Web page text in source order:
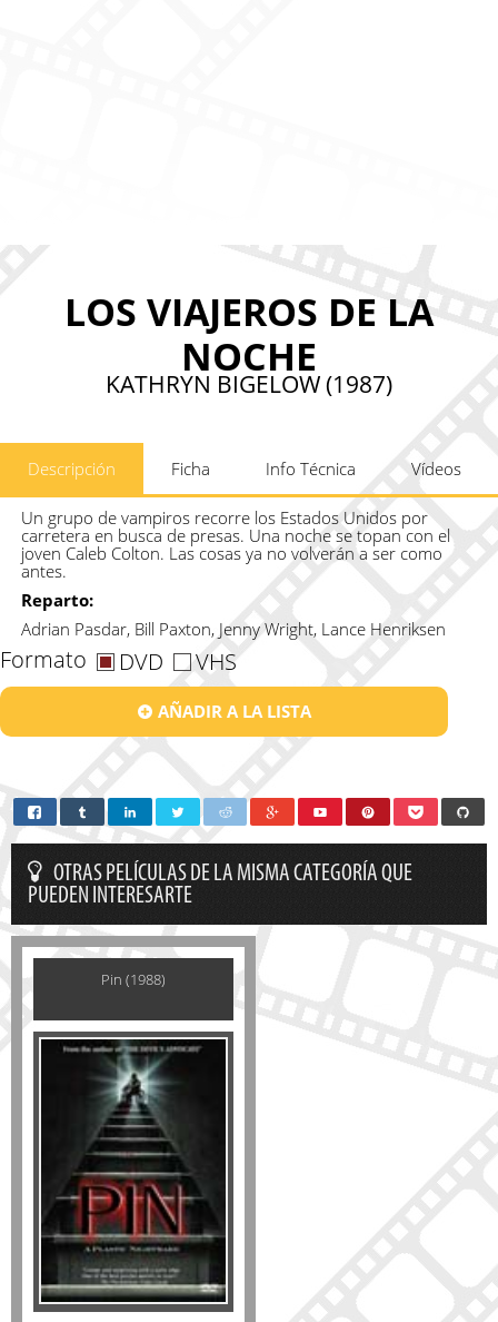
LOS VIAJEROS DE LA
NOCHE
KATHRYN BIGELOW (1987)
Descripción Ficha Info Técnica Vídeos
Un grupo de vampiros recorre los Estados Unidos por
carretera en busca de presas. Una noche se topan con el
joven Caleb Colton. Las cosas ya no volverán a ser como
antes.
Reparto:
Adrian Pasdar, Bill Paxton, Jenny Wright, Lance Henriksen
Formato DVD VHS
AÑADIR A LA LISTA
OTRAS PELÍCULAS DE LA MISMA CATEGORÍA QUE
PUEDEN INTERESARTE
Pin (1988)